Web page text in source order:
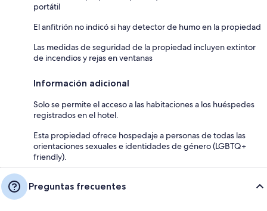
portátil
El anfitrión no indicó si hay detector de humo en la propiedad
Las medidas de seguridad de la propiedad incluyen extintor
de incendios y rejas en ventanas
Información adicional
Solo se permite el acceso a las habitaciones a los huéspedes
registrados en el hotel.
Esta propiedad ofrece hospedaje a personas de todas las
orientaciones sexuales e identidades de género (LGBTQ+
friendly).
Preguntas frecuentes